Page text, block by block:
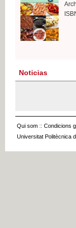
Noticias
Qui som :: Condicions
Universitat Politècnica